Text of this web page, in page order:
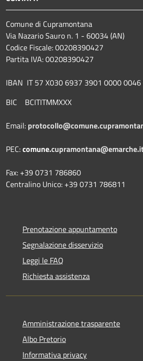
Comune di Cupramontana
Via Nazario Sauro n. 1 - 60034 (AN)
Codice Fiscale: 00208390427
Partita IVA: 00208390427
IBAN IT 57 X030 6937 3901 0000 0046
BIC BCITITMMXXX
Email:
PEC:comune.
Fax: +39 0731 786860
Centralino Unico: +39 0731 786811
Prenotazione appuntamento
Segnalazione disservizio
Leggi le FAQ
Richiesta assistenza
Amministrazione trasparente
Albo Pretorio
Informativa privacy